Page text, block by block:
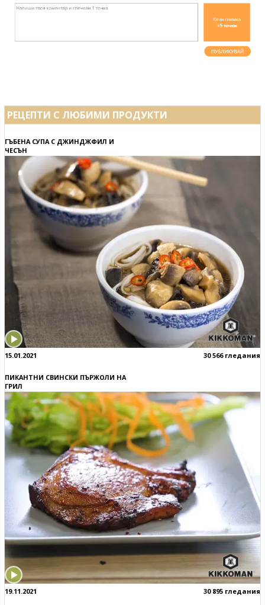
РЕЦЕПТИ С ЛЮБИМИ ПРОДУКТИ
ГЪБЕНА СУПА С ДЖИНДЖФИЛ И
ЧЕСЪН
15.01.2021 30 566 гледания
ПИКАНТНИ СВИНСКИ ПЪРЖОЛИ НА
ГРИЛ
19.11.2021 30 895 гледания